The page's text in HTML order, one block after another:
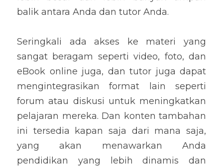
balik antara Anda dan tutor Anda.
Seringkali ada akses ke materi yang
sangat beragam seperti video, foto, dan
eBook online juga, dan tutor juga dapat
mengintegrasikan format lain seperti
forum atau diskusi untuk meningkatkan
pelajaran mereka. Dan konten tambahan
ini tersedia kapan saja dari mana saja,
yang akan menawarkan Anda
pendidikan yang lebih dinamis dan